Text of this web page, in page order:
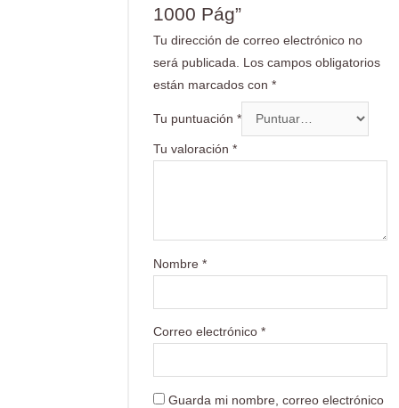
1000 Pág”
Tu dirección de correo electrónico no
será publicada.
Los campos obligatorios
están marcados con*
Tu puntuación*
Tu valoración*
Nombre*
Correo electrónico*
Guarda mi nombre, correo electrónico